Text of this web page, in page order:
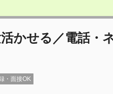
かせる／電話・
・面接OK